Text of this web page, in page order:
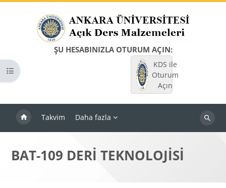
ŞU HESABINIZLA OTURUM AÇIN:
KDS ile
Oturum
Açın
Takvim Daha fazla
Dersleri
Kurs dizinini aç
BAT-109 DERİ TEKNOLOJİSİ